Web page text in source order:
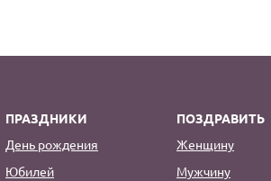
ПРАЗДНИКИ
День рождения
Юбилей
ПОЗДРАВИТЬ
Женщину
Мужчину